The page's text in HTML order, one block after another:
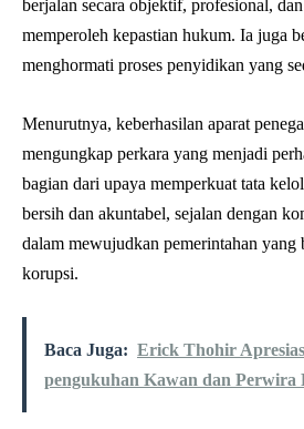
berjalan secara objektif, profesional,
memperoleh kepastian hukum. Ia juga
menghormati proses penyidikan yang
Menurutnya, keberhasilan aparat
mengungkap perkara yang menjadi
bagian dari upaya memperkuat tata
bersih dan akuntabel, sejalan dengan
dalam mewujudkan pemerintahan yang
korupsi.
Baca Juga: Erick Thohir
pengukuhan Kawan dan Perwira